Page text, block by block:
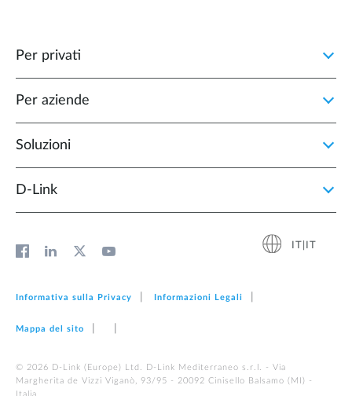
Per privati
Per aziende
Soluzioni
D‑Link
IT|IT
Informativa sulla Privacy Informazioni Legali
Mappa del sito
© 2026 D‑Link (Europe) Ltd. D-Link Mediterraneo s.r.l. - Via
Margherita de Vizzi Viganò, 93/95 - 20092 Cinisello Balsamo (MI) -
Italia